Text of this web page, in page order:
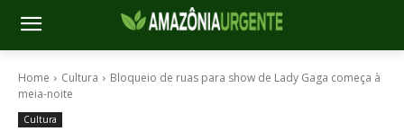
Home Cultura
Bloqueio de ruas para show de Lady Gaga começa à
meia-noite
Cultura